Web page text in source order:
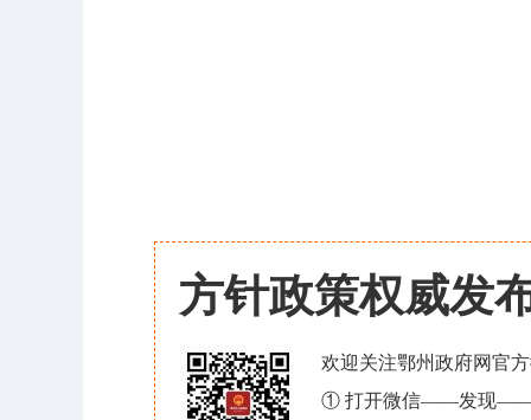
方针政策权威发
欢迎关注鄂州政府网官
① 打开微信——发现——